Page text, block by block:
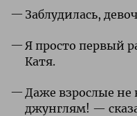
Заблудилась,
Я просто первый
Катя.
Даже взрослые не
джунглям! —